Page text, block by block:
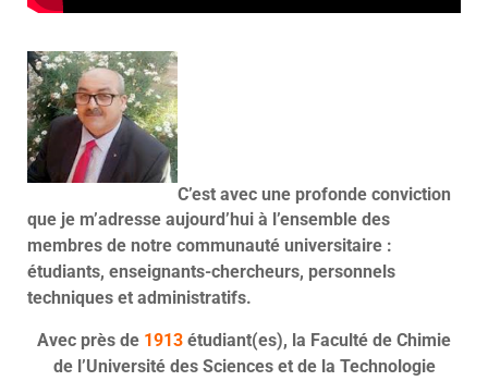
C’est avec une profonde conviction
que je m’adresse aujourd’hui à l’ensemble des
membres de notre communauté universitaire :
étudiants, enseignants-chercheurs, personnels
techniques et administratifs.
Avec près de 1913 étudiant(es), la Faculté de Chimie
de l’Université des Sciences et de la Technologie